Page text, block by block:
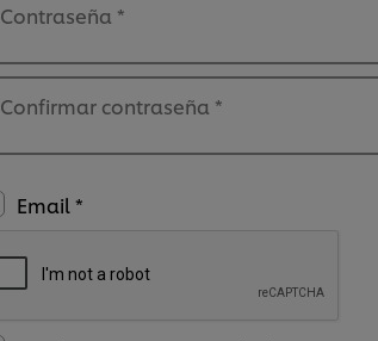
Contraseña *
Confirmar contraseña *
Email *